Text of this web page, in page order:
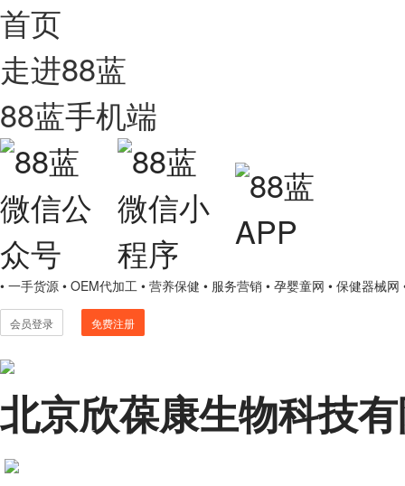
首页
走进88蓝
88蓝手机端
• 一手货源 • OEM代加工 • 营养保健 • 服务营销 • 孕婴童网 • 保健器械网
会员登录 免费注册
北京欣葆康生物科技